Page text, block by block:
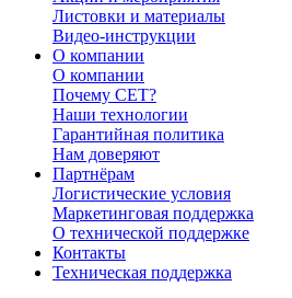
Листовки и материалы
Видео-инструкции
О компании
О компании
Почему CET?
Наши технологии
Гарантийная политика
Нам доверяют
Партнёрам
Логистические условия
Маркетинговая поддержка
О технической поддержке
Контакты
Техническая поддержка